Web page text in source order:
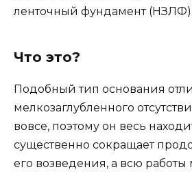
ленточный фундамент (НЗЛФ).
Что это?
Подобный тип основания
мелкозаглубленного
вовсе, поэтому он весь
существенно сокращает
его возведения, а всю